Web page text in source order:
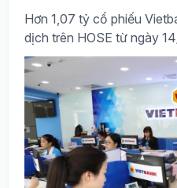
Hơn 1,07 tỷ cổ phiếu
dịch trên HOSE từ ngày